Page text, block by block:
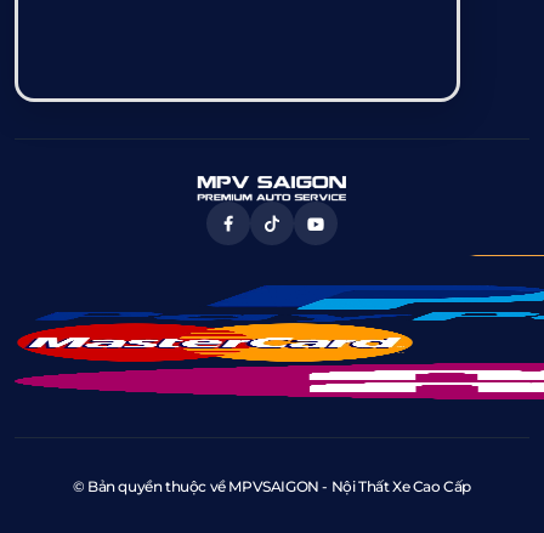
© Bản quyền thuộc về MPVSAIGON - Nội Thất Xe Cao Cấp